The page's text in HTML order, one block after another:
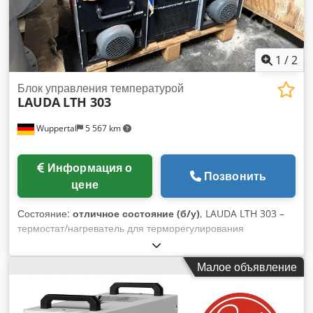
эпоксидным покрытием Dcedpfxezqui Es Ah Tsk
Поверхность теплообмена: 4839,5 м² Максимальное
рабочее давление: 130,0 бар Габариты: 12,96 x 2,4 x 2,85 м
Вес: прибл. 6525 кг Состояние: использовался для
испытаний
1 /2
Wuppertal 5 567 km
Блок управления температурой
LAUDA LTH 303
цене
Позвонить
Состояние: отличное состояние (б/у), LAUDA LTH 303 –
термостат/нагреватель для терморегулирования
инструментов На продажу выставлены 3 термостата LAUDA
LTH 303 в отличном состоянии. Эти устройства идеально
подходят для терморегулирования экструзионных
инструментов, сопел, калибров, пресс-форм для литья под
давлением, а также для различных промышленных
Малое объявление